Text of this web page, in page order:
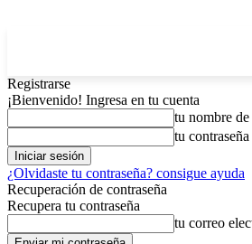
Registrarse
¡Bienvenido! Ingresa en tu cuenta
tu nombre
tu contraseña
¿Olvidaste tu contraseña? consigue ayuda
Recuperación de contraseña
Recupera tu contraseña
tu correo